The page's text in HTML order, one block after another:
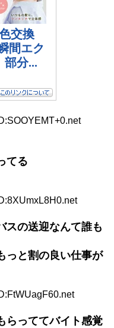
てる
スの送迎なんて誰も
っと割の良い仕事が
らっててバイト感覚